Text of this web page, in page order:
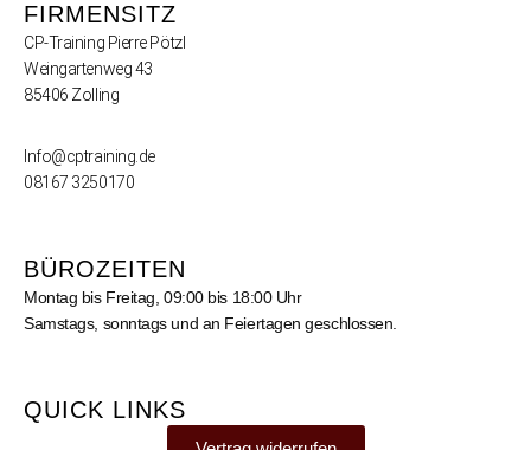
FIRMENSITZ
CP-Training Pierre Pötzl
Weingartenweg 43
85406 Zolling
Info@cptraining.de
08167 3250170
BÜROZEITEN
Montag bis Freitag, 09:00 bis 18:00 Uhr
Samstags, sonntags und an Feiertagen geschlossen.
QUICK LINKS